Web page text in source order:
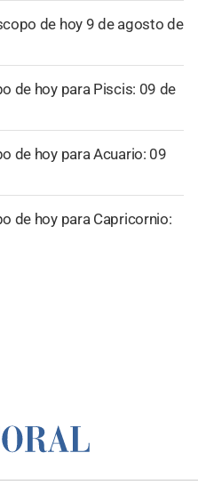
de hoy 9 de agosto de
de hoy para Piscis: 09 de
de hoy para Acuario: 09
de hoy para Capricornio: